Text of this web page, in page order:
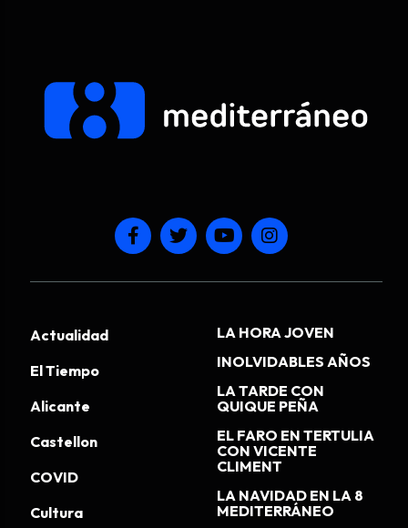
Actualidad
El Tiempo
Alicante
Castellon
COVID
Cultura
LA HORA JOVEN
INOLVIDABLES AÑOS
LA TARDE CON
QUIQUE PEÑA
EL FARO EN TERTULIA
CON VICENTE
CLIMENT
LA NAVIDAD EN LA 8
MEDITERRÁNEO